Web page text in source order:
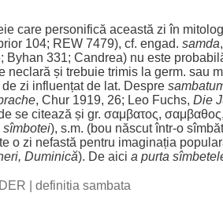
care personifică această zi în
104; REW 7479), cf. engad. samda
Byhan 331; Candrea) nu este
neclară și trebuie trimis la germ. sau
de zi influențatde lat. Despre
, Chur 1919, 26; Leo Fuchs, Die
se citează și gr. σαμβατος,
sîmbotei), s.m. (bou născutîntr-o
o zi nefastă pentru imaginația
, Duminică). De aici a purta
definitia sambata